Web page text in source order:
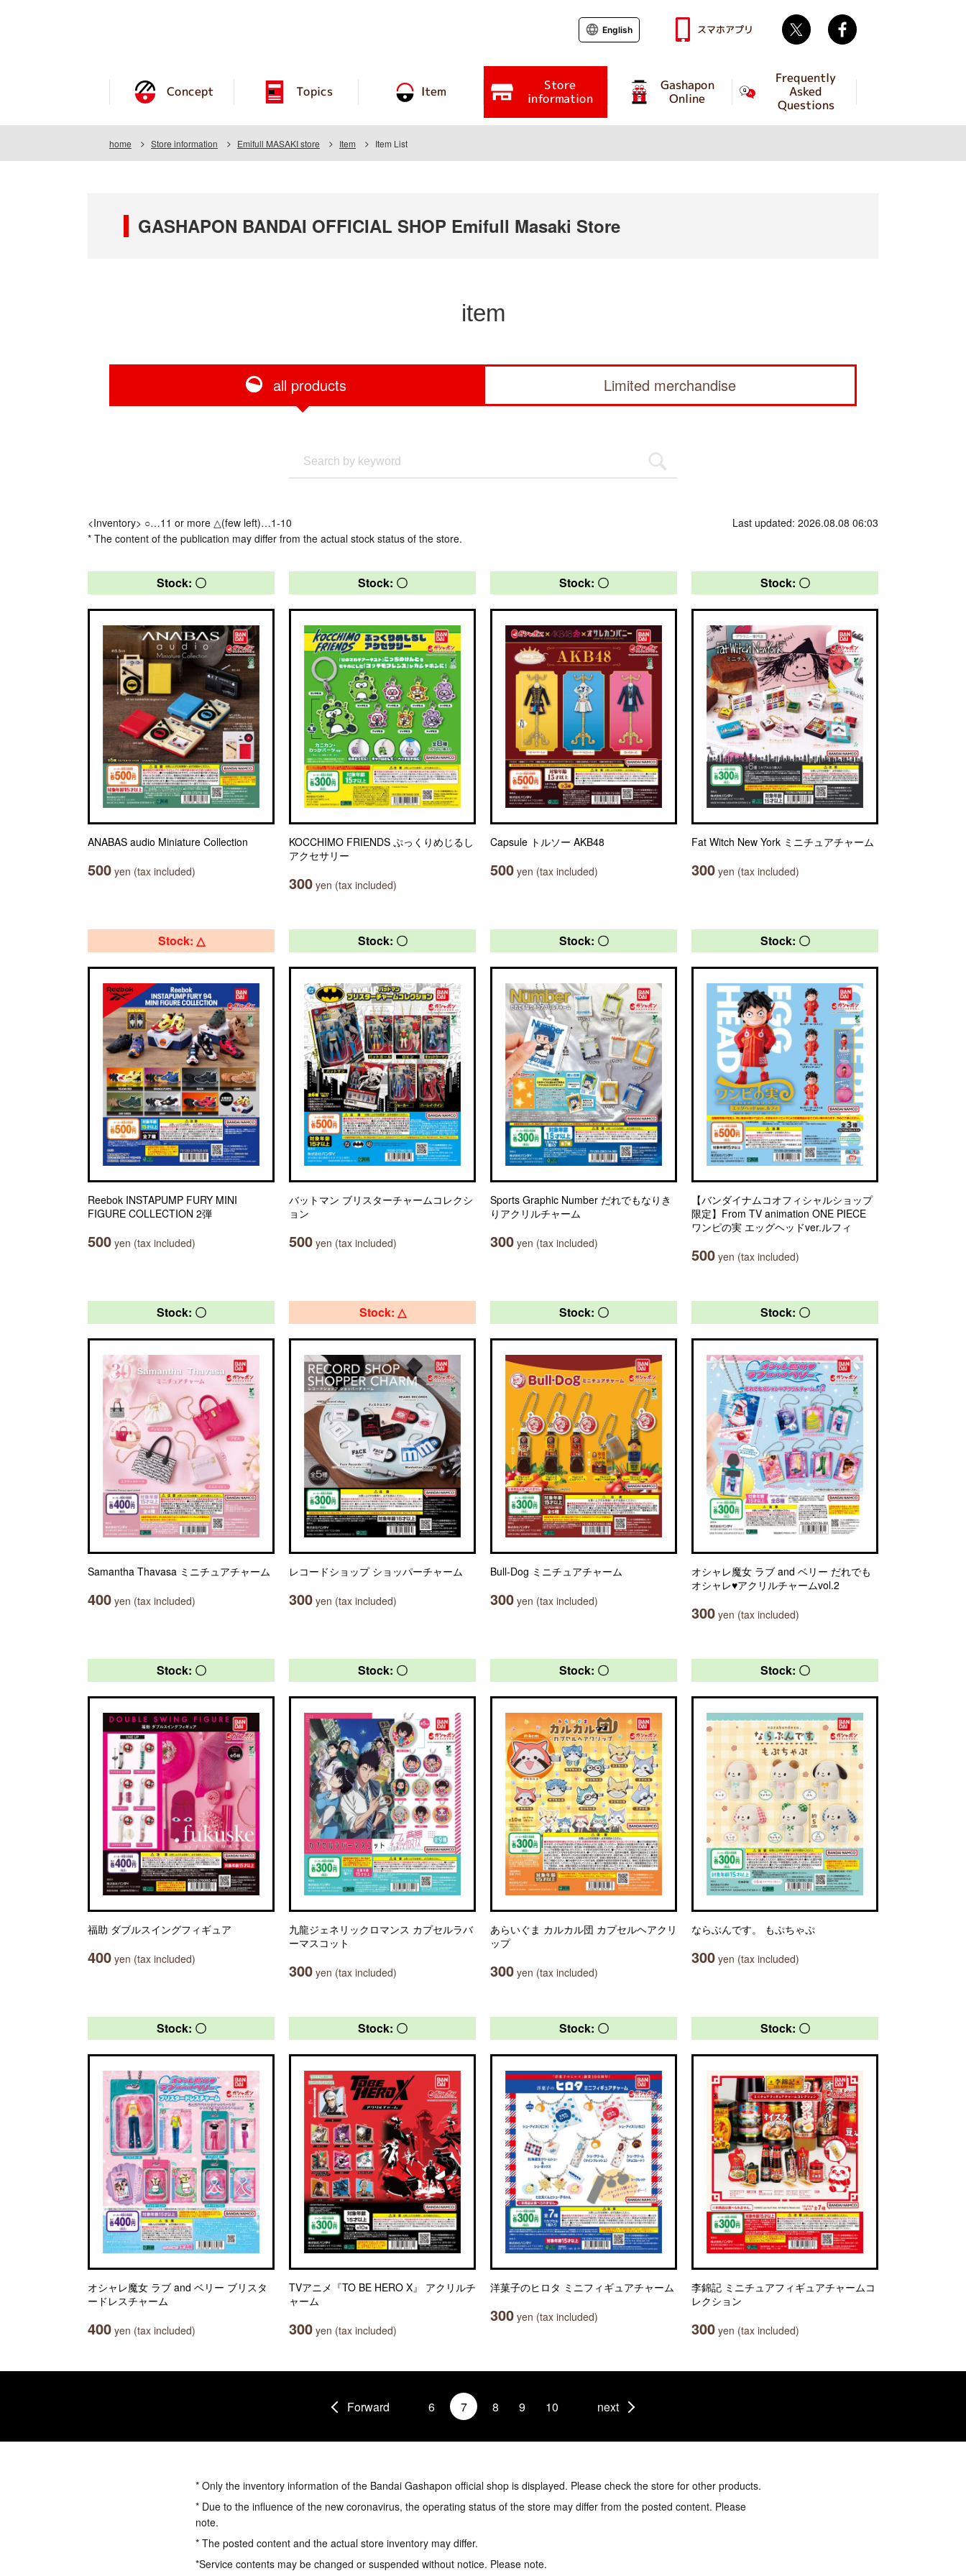
Concept Topics Item Store
information
Gashapon
Online
Frequently
Asked
Questions
English スマホアプリ Twitter
home Store information Emifull MASAKI store Item Item List
GASHAPON BANDAI OFFICIAL SHOP Emifull Masaki Store
item
all products Limited merchandise
<Inventory> ○…11 or more △(few left)…1-10
* The content of the publication may differ from the actual stock status of the store.
Last updated: 2026.08.08 06:03
Stock: 〇
ANABAS audio Miniature Collection
500 yen (tax included)
Stock: 〇
KOCCHIMO FRIENDS ぷっくりめじるし
アクセサリー
300 yen (tax included)
Stock: 〇
Capsule トルソー AKB48
500 yen (tax included)
Stock: 〇
Fat Witch New York ミニチュアチャーム
300 yen (tax included)
Stock: △
Reebok INSTAPUMP FURY MINI
FIGURE COLLECTION 2弾
500 yen (tax included)
Stock: 〇
バットマン ブリスターチャームコレクシ
ョン
500 yen (tax included)
Stock: 〇
Sports Graphic Number だれでもなりき
りアクリルチャーム
300 yen (tax included)
Stock: 〇
【バンダイナムコオフィシャルショップ
限定】From TV animation ONE PIECE
ワンピの実 エッグヘッドver.ルフィ
500 yen (tax included)
Stock: 〇
Samantha Thavasa ミニチュアチャーム
400 yen (tax included)
Stock: △
レコードショップ ショッパーチャーム
300 yen (tax included)
Stock: 〇
Bull-Dog ミニチュアチャーム
300 yen (tax included)
Stock: 〇
オシャレ魔女 ラブ and ベリー だれでも
オシャレ♥アクリルチャームvol.2
300 yen (tax included)
Stock: 〇
福助 ダブルスイングフィギュア
400 yen (tax included)
Stock: 〇
九龍ジェネリックロマンス カプセルラバ
ーマスコット
300 yen (tax included)
Stock: 〇
あらいぐま カルカル団 カプセルヘアクリ
ップ
300 yen (tax included)
Stock: 〇
ならぶんです。 もぷちゃぷ
300 yen (tax included)
Stock: 〇
オシャレ魔女 ラブ and ベリー ブリスタ
ードレスチャーム
400 yen (tax included)
Stock: 〇
TVアニメ『TO BE HERO X』 アクリルチ
ャーム
300 yen (tax included)
Stock: 〇
洋菓子のヒロタ ミニフィギュアチャーム
300 yen (tax included)
Stock: 〇
李錦記 ミニチュアフィギュアチャームコ
レクション
300 yen (tax included)
Forward 6 7 8 9 10 next
* Only the inventory information of the Bandai Gashapon official shop is displayed. Please check the store for other products.
* Due to the influence of the new coronavirus, the operating status of the store may differ from the posted content. Please
note.
* The posted content and the actual store inventory may differ.
*Service contents may be changed or suspended without notice. Please note.